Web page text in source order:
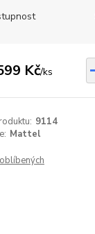
Kč/ks
9114
Mattel